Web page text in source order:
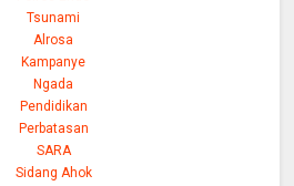
Tsunami
Alrosa
Kampanye
Ngada
Pendidikan
Perbatasan
SARA
Sidang Ahok